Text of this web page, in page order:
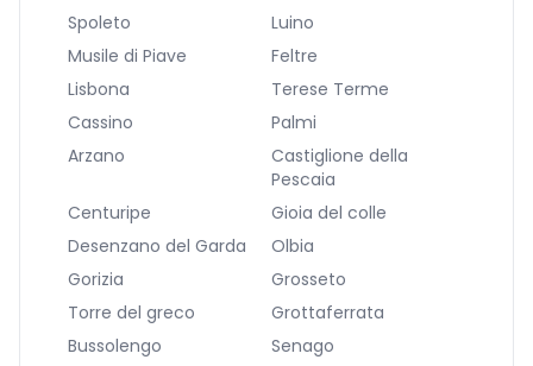
Spoleto
Luino
Musile di Piave
Feltre
Lisbona
Terese Terme
Cassino
Palmi
Arzano
Castiglione della
Pescaia
Centuripe
Gioia del colle
Desenzano del Garda
Olbia
Gorizia
Grosseto
Torre del greco
Grottaferrata
Bussolengo
Senago